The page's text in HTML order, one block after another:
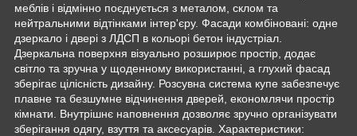
меблів і відмінно поєднується з металом, склом та
нейтральними відтінками інтер'єру. Фасади комбіновані: одне
дзеркало і двері з ЛДСП в кольорі бетон індустріал.
Дзеркальна поверхня візуально розширює простір, додає
світло та зручна у щоденному використанні, а глухий фасад
зберігає цілісність дизайну. Розсувна система купе забезпечує
плавне та безшумне відчинення дверей, економлячи простір
кімнати. Внутрішнє наповнення дозволяє зручно організувати
зберігання одягу, взуття та аксесуарів. Характеристики: